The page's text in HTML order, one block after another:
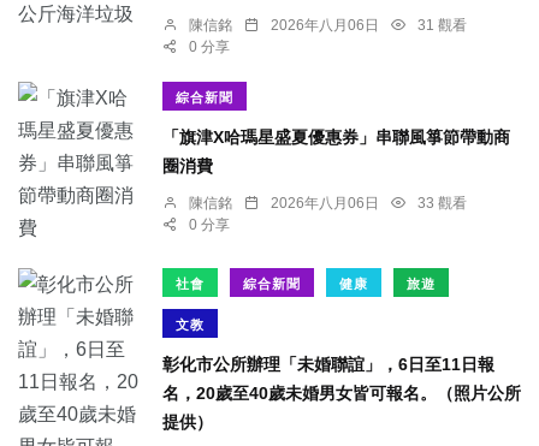
陳信銘 2026年八月06日
31 觀看
0 分享
綜合新聞
「旗津X哈瑪星盛夏優惠券」串聯風箏節帶動商
圈消費
陳信銘 2026年八月06日
33 觀看
0 分享
社會 綜合新聞 健康 旅遊
文教
彰化市公所辦理「未婚聯誼」，6日至11日報
名，20歲至40歲未婚男女皆可報名。（照片公所
提供）